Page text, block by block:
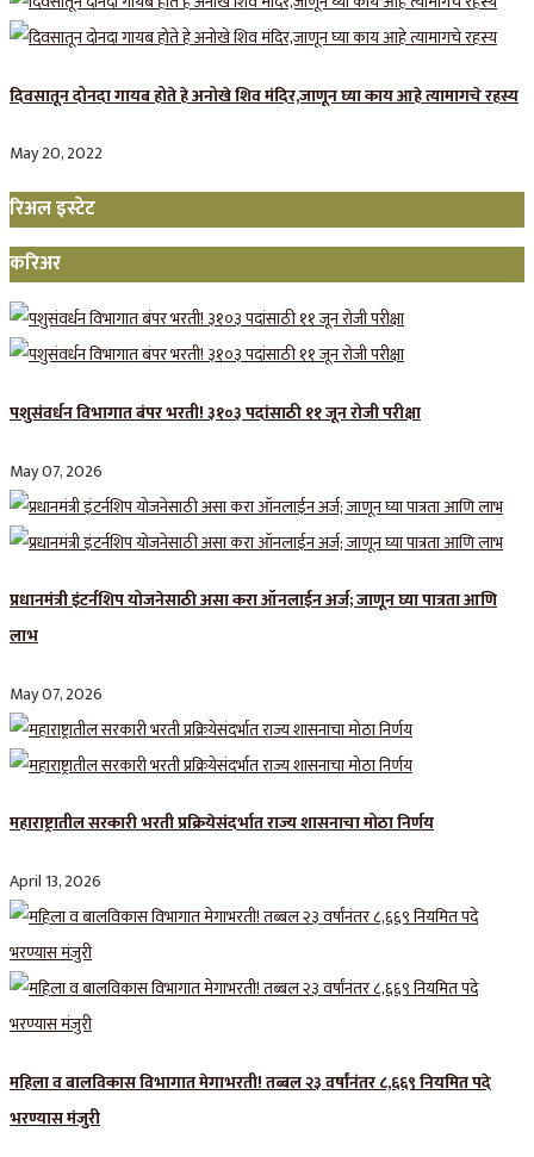
दिवसातून दोनदा गायब होते हे अनोखे शिव मंदिर,जाणून घ्या काय आहे त्यामागचे रहस्य
May 20, 2022
रिअल इस्टेट
करिअर
पशुसंवर्धन विभागात बंपर भरती! ३१०३ पदांसाठी ११ जून रोजी परीक्षा
May 07, 2026
प्रधानमंत्री इंटर्नशिप योजनेसाठी असा करा ऑनलाईन अर्ज; जाणून घ्या पात्रता आणि
लाभ
May 07, 2026
महाराष्ट्रातील सरकारी भरती प्रक्रियेसंदर्भात राज्य शासनाचा मोठा निर्णय
April 13, 2026
महिला व बालविकास विभागात मेगाभरती! तब्बल २३ वर्षांनंतर ८,६६९ नियमित पदे
भरण्यास मंजुरी